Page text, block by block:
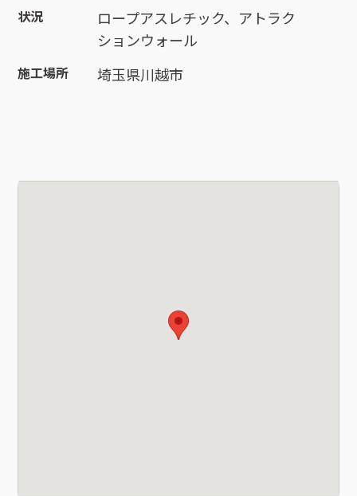
状況
ロープアスレチック、アトラク
ションウォール
施工場所 埼玉県川越市